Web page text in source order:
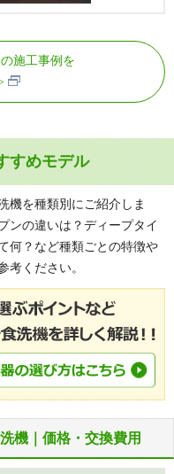
施工事例を
すめモデル
機を種類別にご紹介しま
ンの違いは？ディープタイ
何？など種類ごとの特徴や
考ください。
機｜価格・交換費用